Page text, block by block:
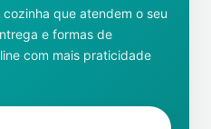
que atendem o seu
e formas de
com mais praticidade